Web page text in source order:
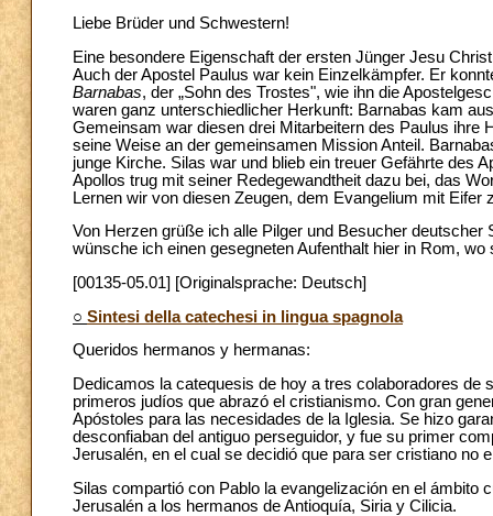
Liebe Brüder und Schwestern!
Eine besondere Eigenschaft der ersten Jünger Jesu
Auch der Apostel Paulus war kein Einzelkämpfer. Er
Barnabas, der „Sohn des Trostes", wie ihn die
waren ganz unterschiedlicher Herkunft: Barnabas kam
Gemeinsam war diesen drei Mitarbeitern des Paulus ihre
seine Weise an der gemeinsamen Mission Anteil.
junge Kirche. Silas war und blieb ein treuer Gefährte des
Apollos trug mit seiner Redegewandtheit dazu bei, das
Lernen wir von diesen Zeugen, dem Evangelium mit
Von Herzen grüße ich alle Pilger und Besucher
wünsche ich einen gesegneten Aufenthalt hier in Rom,
[00135-05.01] [Originalsprache: Deutsch]
○ Sintesi della catechesi in lingua spagnola
Queridos hermanos y hermanas:
Dedicamos la catequesis de hoy a tres colaboradores de
primeros judíos que abrazó el cristianismo. Con gran
Apóstoles para las necesidades de la Iglesia. Se hizo
desconfiaban del antiguo perseguidor, y fue su primer
Jerusalén, en el cual se decidió que para ser cristiano no
Silas compartió con Pablo la evangelización en el ámbito
Jerusalén a los hermanos de Antioquía, Siria y Cilicia.